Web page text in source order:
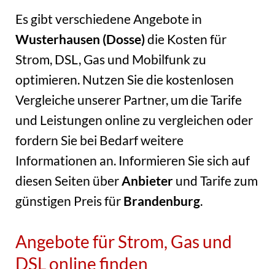
Es gibt verschiedene Angebote in
Wusterhausen (Dosse)die Kosten für
Strom, DSL, Gas und Mobilfunk zu
optimieren. Nutzen Sie die kostenlosen
Vergleiche unserer Partner, um die Tarife
und Leistungen online zu vergleichen oder
fordern Sie bei Bedarf weitere
Informationen an. Informieren Sie sich auf
diesen Seiten überAnbieterund Tarife zum
günstigen Preis fürBrandenburg.
Angebote für Strom, Gas und
DSL online finden